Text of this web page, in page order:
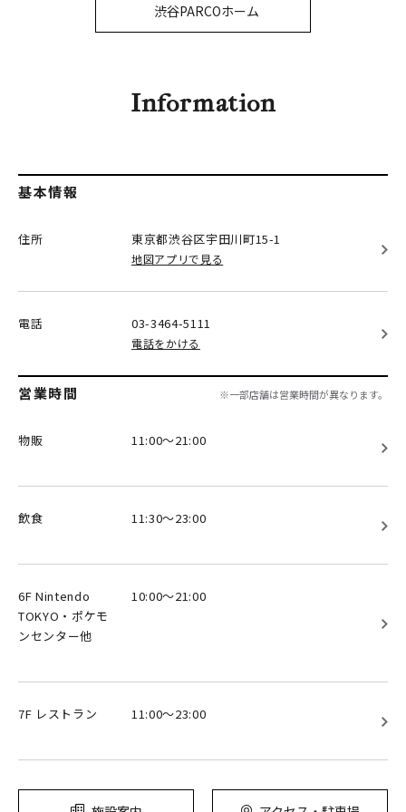
渋谷PARCOホーム
Information
基本情報
住所 東京都渋谷区宇田川町15-1
地図アプリで見る
電話 03-3464-5111
電話をかける
営業時間 ※一部店舗は営業時間が異なります。
物販 11:00～21:00
飲食 11:30～23:00
6F Nintendo
TOKYO・ポケモ
ンセンター他
10:00～21:00
7F レストラン 11:00～23:00